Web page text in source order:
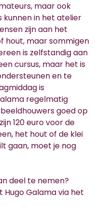
maar ook
kunnen in het atelier
zijn aan het
hout, maar sommigen
is zelfstandig aan
cursus, maar het is
en te
is
regelmatig
goed op
120 euro voor de
het hout of de klei
gaan, moet je nog
deel te nemen?
Galama via het